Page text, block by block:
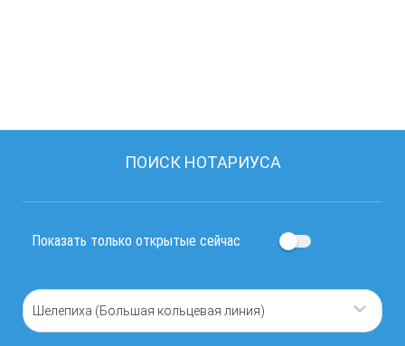
ПОИСК НОТАРИУСА
Показать только открытые сейчас
Шелепиха (Большая кольцевая линия)